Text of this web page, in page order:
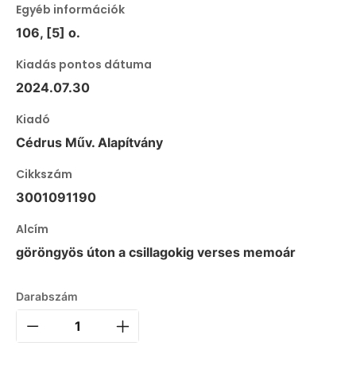
Egyéb információk
106, [5] o.
Kiadás pontos dátuma
2024.07.30
Kiadó
Cédrus Műv. Alapítvány
Cikkszám
3001091190
Alcím
göröngyös úton a csillagokig verses memoár
Darabszám